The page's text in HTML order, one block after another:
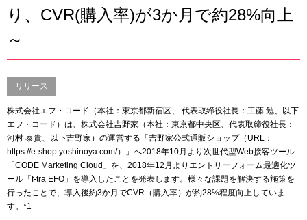
り、CVR(購入率)が3か月で約28%向上
～
リリース
株式会社エフ・コード（本社：東京都新宿区、 代表取締役社長：工藤 勉、以下
エフ・コード）は、株式会社吉野家（本社：東京都中央区、代表取締役社長：
河村 泰貴、以下吉野家）の運営する「吉野家公式通販ショップ（URL：
https://e-shop.yoshinoya.com/）」へ2018年10月より次世代型Web接客ツール
「CODE Marketing Cloud」を、2018年12月よりエントリーフォーム最適化ツ
ール「f-tra EFO」を導入したことを発表します。様々な課題を解決する施策を
行ったことで、導入後約3か月でCVR（購入率）が約28%程度向上していま
す。*1